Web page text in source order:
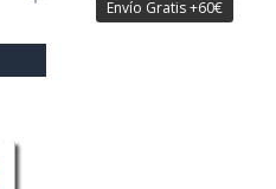
Envío Gratis +60€